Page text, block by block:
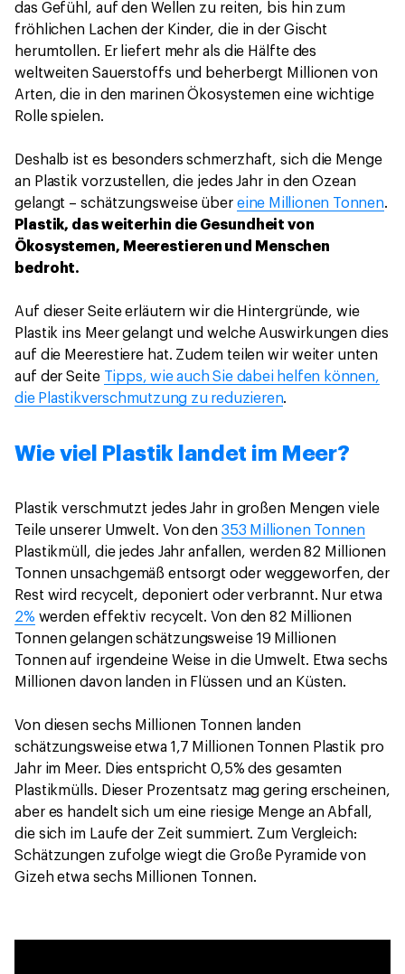
das Gefühl, auf den Wellen zu reiten, bis hin zum
fröhlichen Lachen der Kinder, die in der Gischt
herumtollen. Er liefert mehr als die Hälfte des
weltweiten Sauerstoffs und beherbergt Millionen von
Arten, die in den marinen Ökosystemen eine wichtige
Rolle spielen.
Deshalb ist es besonders schmerzhaft, sich die Menge
an Plastik vorzustellen, die jedes Jahr in den Ozean
gelangt – schätzungsweise über eine Millionen Tonnen.
Plastik, das weiterhin die Gesundheit von
Ökosystemen, Meerestieren und Menschen
bedroht.
Auf dieser Seite erläutern wir die Hintergründe, wie
Plastik ins Meer gelangt und welche Auswirkungen dies
auf die Meerestiere hat. Zudem teilen wir weiter unten
auf der Seite Tipps, wie auch Sie dabei helfen können,
die Plastikverschmutzung zu reduzieren.
Wie viel Plastik landet im Meer?
Plastik verschmutzt jedes Jahr in großen Mengen viele
Teile unserer Umwelt. Von den 353 Millionen Tonnen
Plastikmüll, die jedes Jahr anfallen, werden 82 Millionen
Tonnen unsachgemäß entsorgt oder weggeworfen, der
Rest wird recycelt, deponiert oder verbrannt. Nur etwa
2% werden effektiv recycelt. Von den 82 Millionen
Tonnen gelangen schätzungsweise 19 Millionen
Tonnen auf irgendeine Weise in die Umwelt. Etwa sechs
Millionen davon landen in Flüssen und an Küsten.
Von diesen sechs Millionen Tonnen landen
schätzungsweise etwa 1,7 Millionen Tonnen Plastik pro
Jahr im Meer. Dies entspricht 0,5% des gesamten
Plastikmülls. Dieser Prozentsatz mag gering erscheinen,
aber es handelt sich um eine riesige Menge an Abfall,
die sich im Laufe der Zeit summiert. Zum Vergleich:
Schätzungen zufolge wiegt die Große Pyramide von
Gizeh etwa sechs Millionen Tonnen.